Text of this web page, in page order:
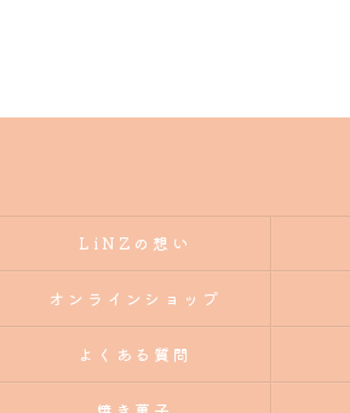
LiNZの想い
オンラインショップ
よくある質問